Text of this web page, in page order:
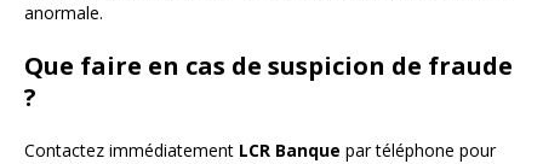
anormale.
Que faire en cas de suspicion de fraude
?
Contactez immédiatement LCR Banque par téléphone pour